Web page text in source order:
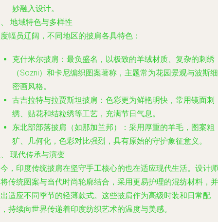
妙融入设计。
地域特色与多样性
幅员辽阔，不同地区的披肩各具特色：
克什米尔披肩 ：最负盛名，以极致的羊绒材质、复杂的刺绣
（Sozni）和卡尼编织图案著称，主题常为花园景观与波斯细
密画风格。
古吉拉特与拉贾斯坦披肩 ：色彩更为鲜艳明快，常用镜面刺
绣、贴花和结粒绣等工艺，充满节日气息。
东北部部落披肩
（如那加兰邦）：采用厚重的羊毛，图案粗
犷、几何化，色彩对比强烈，具有原始的守护象征意义。
现代传承与演变
，印度传统披肩在坚守手工核心的也在适应现代生活。设计师
传统图案与当代时尚轮廓结合，采用更易护理的混纺材料，并
适应不同季节的轻薄款式。这些披肩作为高级时装和日常配
持续向世界传递着印度纺织艺术的温度与美感。